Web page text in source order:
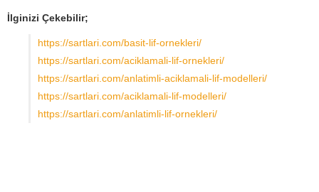
İlginizi Çekebilir;
https://sartlari.com/basit-lif-ornekleri/
https://sartlari.com/aciklamali-lif-ornekleri/
https://sartlari.com/anlatimli-aciklamali-lif-modelleri/
https://sartlari.com/aciklamali-lif-modelleri/
https://sartlari.com/anlatimli-lif-ornekleri/